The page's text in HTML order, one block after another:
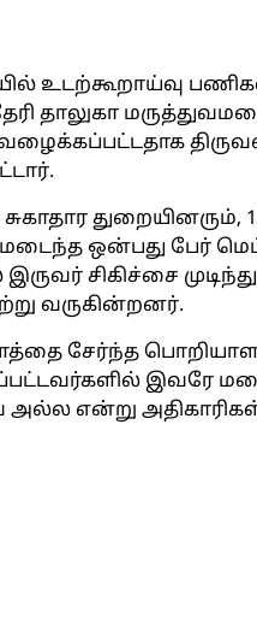
உடற்கூறாய்வு
தாலுகா
சுகாதார
ஒன்பது பேர்
சிகிச்சை
வருகின்றனர்.
சேர்ந்த
இவரே
என்று